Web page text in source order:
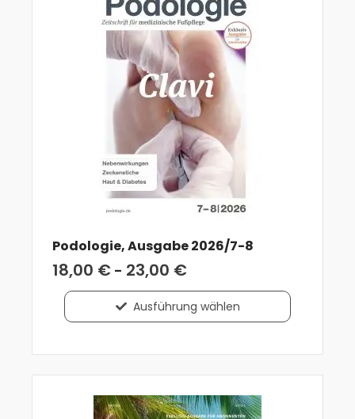
Podologie, Ausgabe 2026/7-8
18,00 € - 23,00 €
Ausführung wählen